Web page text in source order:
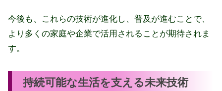
今後も、これらの技術が進化し、普及が進むことで、
より多くの家庭や企業で活用されることが期待されま
す。
持続可能な生活を支える未来技術